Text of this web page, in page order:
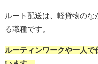
ルート配送は、軽貨物の
る職種です。
ルーティンワークや一人で